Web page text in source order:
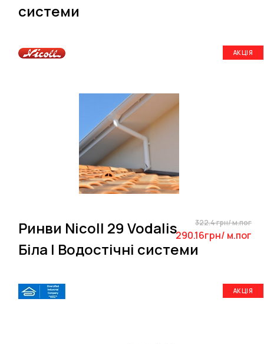
системи
АКЦІЯ
Ринви Nicoll 29 Vodalis
Біла | Водостічні системи
322.4 грн/ м.пог
290.16грн/ м.пог
АКЦІЯ